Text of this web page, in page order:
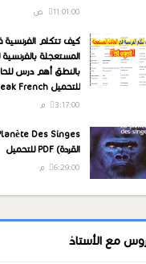
11:01:00 ص
كيف تتكلم الفرنسية
المستعجلة بالفرنسية
بالنطق أهم درس
للتحميل PDF Speak French
3:17:00 م
القردة) PDF للتحميل
6:29:00 م
مع الأستاذ